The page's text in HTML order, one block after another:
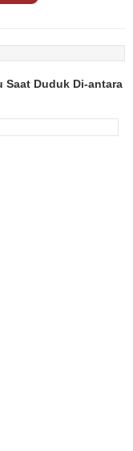
Duduk Di-antara